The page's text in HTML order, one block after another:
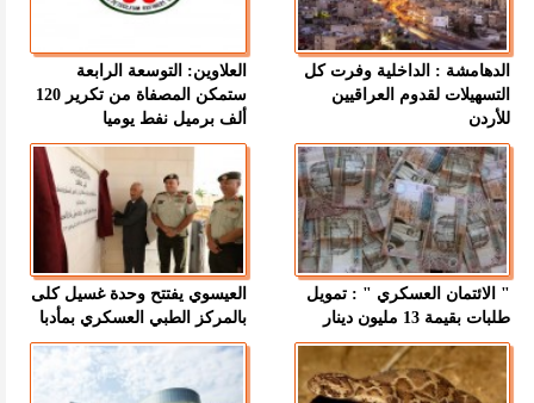
الدهامشة : الداخلية وفرت كل
التسهيلات لقدوم العراقيين
للأردن
العلاوين: التوسعة الرابعة
ستمكن المصفاة من تكرير 120
ألف برميل نفط يوميا
" الائتمان العسكري " : تمويل
طلبات بقيمة 13 مليون دينار
العيسوي يفتتح وحدة غسيل كلى
بالمركز الطبي العسكري بمأدبا